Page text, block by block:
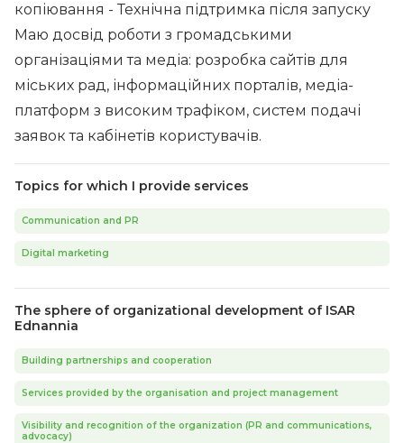
копіювання - Технічна підтримка після запуску
Маю досвід роботи з громадськими
організаціями та медіа: розробка сайтів для
міських рад, інформаційних порталів, медіа-
платформ з високим трафіком, систем подачі
заявок та кабінетів користувачів.
Topics for which I provide services
Communication and PR
Digital marketing
The sphere of organizational development of ISAR
Ednannia
Building partnerships and cooperation
Services provided by the organisation and project management
Visibility and recognition of the organization (PR and communications,
advocacy)